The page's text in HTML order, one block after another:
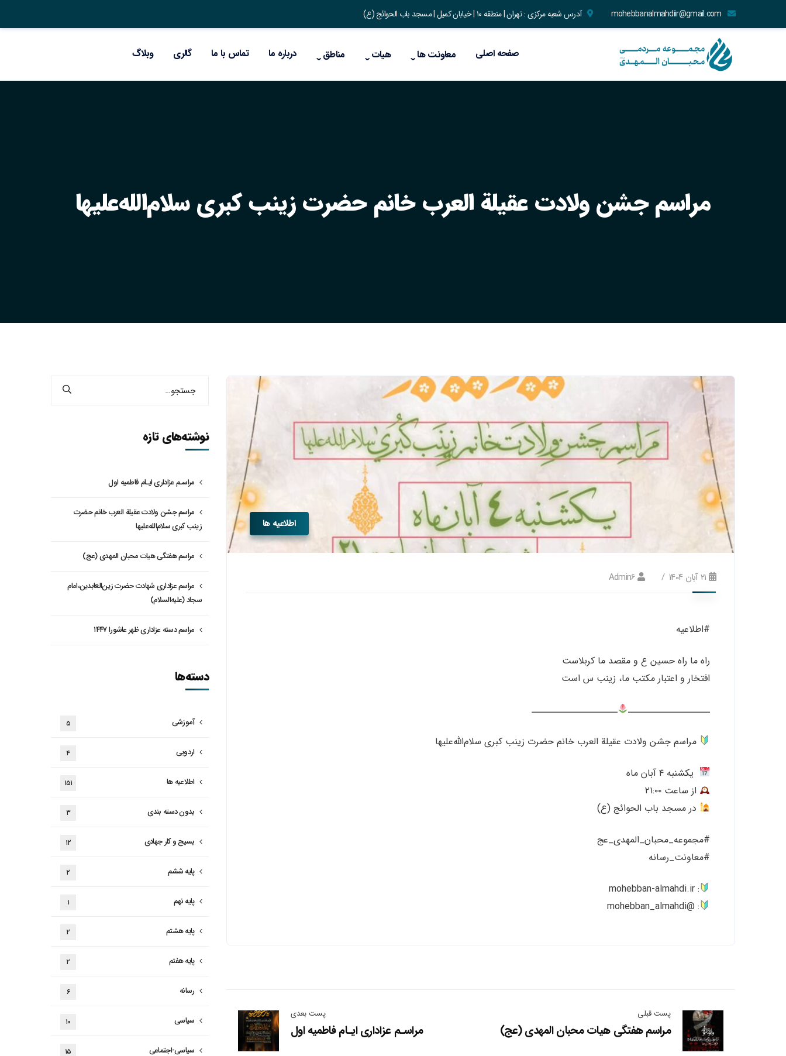
mohebbanalmahdiir@gmail.com آدرس شعبه مرکزی : تهران | منطقه ۱۰ | خیابان کمیل | مسجد باب الحوائج (ع)
صفحه اصلی معاونت ها هیات مناطق درباره ما تماس با ما گالری وبلاگ
مراسم جشن ولادت عقیلة العرب خانم حضرت زینب کبری سلام‌الله‌علیها
اطلاعیه ها
۲۱ آبان ۱۴۰۴ Admin6
#اطلاعيه
راه ما راه حسین ع و مقصد ما کربلاست
افتخار و اعتبار مکتب ما، زینب س است
ــــــــــــــــــــ ـــــــــــــــــــــ
مراسم جشن ولادت عقیلة العرب خانم حضرت زینب کبری سلام‌الله‌علیها
یکشنبه ۴ آبان ماه
از ساعت ۲۱:۰۰
در مسجد باب الحوائج (ع)
#مجموعه_محبان_المهدی_عج
#معاونت_رسانه
: mohebban-almahdi.ir
: @mohebban_almahdi
پست قبلی
مراسم هفتگی هیات محبان المهدی (عج)
پست بعدی
مراسـم عزاداری ایـام فاطمیه اول
نوشته‌های تازه
مراسـم عزاداری ایـام فاطمیه اول
مراسم جشن ولادت عقیلة العرب خانم حضرت
زینب کبری سلام‌الله‌علیها
مراسم هفتگی هیات محبان المهدی (عج)
مراسم عزاداری شهادت حضرت زین‌العابدین،امام
سجاد (علیه‌السلام)
مراسم دسته عزاداری ظهر عاشورا ۱۴۴۷
دسته‌ها
آموزشی ۵
اردویی ۴
اطلاعیه ها ۱۵۱
بدون دسته بندی ۳
بسیج و کار جهادی ۱۲
پایه ششم ۲
پایه نهم ۱
پایه هشتم ۲
پایه هفتم ۲
رسانه ۶
سیاسی ۱۰
سیاسی-اجتماعی ۱۵